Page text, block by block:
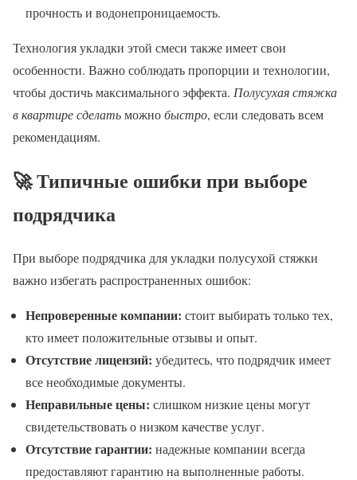
прочность и водонепроницаемость.
Технология укладки этой смеси также имеет свои
особенности. Важно соблюдать пропорции и технологии,
чтобы достичь максимального эффекта. Полусухая стяжка
в квартире сделатьможнобыстро, если следовать всем
рекомендациям.
🚀 Типичные ошибки при выборе
подрядчика
При выборе подрядчика для укладки полусухой стяжки
важно избегать распространенных ошибок:
Непроверенные компании: стоит выбирать только тех,
кто имеет положительные отзывы и опыт.
Отсутствие лицензий: убедитесь, что подрядчик имеет
все необходимые документы.
Неправильные цены: слишком низкие цены могут
свидетельствовать о низком качестве услуг.
Отсутствие гарантии: надежные компании всегда
предоставляют гарантию на выполненные работы.